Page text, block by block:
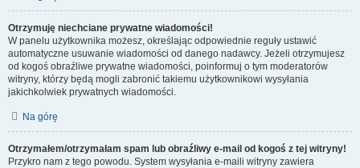
Otrzymuję niechciane prywatne wiadomości!
W panelu użytkownika możesz, określając odpowiednie reguły ustawić
automatyczne usuwanie wiadomości od danego nadawcy. Jeżeli otrzymujesz
od kogoś obraźliwe prywatne wiadomości, poinformuj o tym moderatorów
witryny, którzy będą mogli zabronić takiemu użytkownikowi wysyłania
jakichkolwiek prywatnych wiadomości.
Na górę
Otrzymałem/otrzymałam spam lub obraźliwy e-mail od kogoś z tej witryny!
Przykro nam z tego powodu. System wysyłania e-maili witryny zawiera